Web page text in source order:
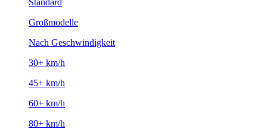
Standard
Großmodelle
Nach Geschwindigkeit
30+ km/h
45+ km/h
60+ km/h
80+ km/h